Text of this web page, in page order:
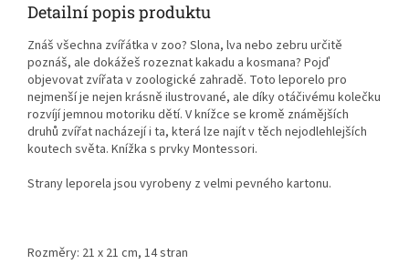
Detailní popis produktu
Znáš všechna zvířátka v zoo? Slona, lva nebo zebru určitě
poznáš, ale dokážeš rozeznat kakadu a kosmana? Pojď
objevovat zvířata v zoologické zahradě. Toto leporelo pro
nejmenší je nejen krásně ilustrované, ale díky otáčivému kolečku
rozvíjí jemnou motoriku dětí. V knížce se kromě známějších
druhů zvířat nacházejí i ta, která lze najít v těch nejodlehlejších
koutech světa. Knížka s prvky Montessori.
Strany leporela jsou vyrobeny z velmi pevného kartonu.
Rozměry: 21 x 21 cm, 14 stran